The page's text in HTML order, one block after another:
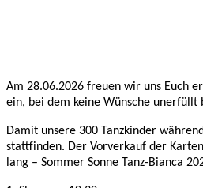
Am 28.06.2026 freuen wir uns Euch
ein, bei dem keine Wünsche unerfüllt
Damit unsere 300 Tanzkinder
stattfinden. Der Vorverkauf der
lang – Sommer Sonne Tanz-Bianca